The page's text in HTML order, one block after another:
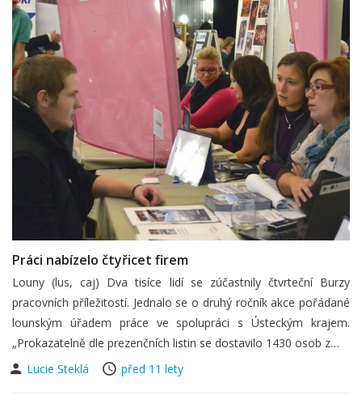
Práci nabízelo čtyřicet firem
Louny (lus, caj) Dva tisíce lidí se zúčastnily čtvrteční Burzy
pracovních příležitostí. Jednalo se o druhý ročník akce pořádané
lounským úřadem práce ve spolupráci s Ústeckým krajem.
„Prokazatelně dle prezenčních listin se dostavilo 1430 osob z…
Lucie Steklá
před 11 lety